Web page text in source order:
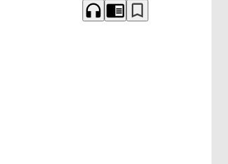
headphones chrome_reader_mode bookmark_border